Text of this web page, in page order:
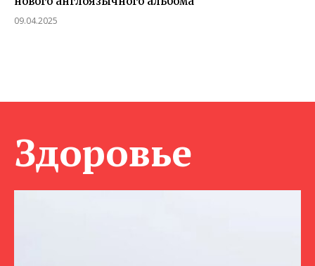
09.04.2025
Здоровье